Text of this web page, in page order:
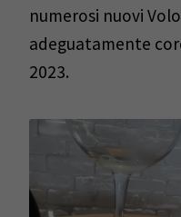
numerosi nuovi
adeguatamente
2023.